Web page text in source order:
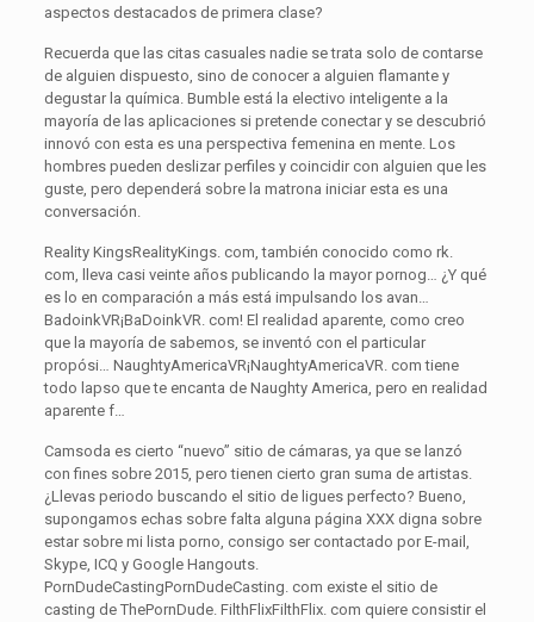
aspectos destacados de primera clase?
Recuerda que las citas casuales nadie se trata solo de contarse
de alguien dispuesto, sino de conocer a alguien flamante y
degustar la química. Bumble está la electivo inteligente a la
mayoría de las aplicaciones si pretende conectar y se descubrió
innovó con esta es una perspectiva femenina en mente. Los
hombres pueden deslizar perfiles y coincidir con alguien que les
guste, pero dependerá sobre la matrona iniciar esta es una
conversación.
Reality KingsRealityKings. com, también conocido como rk.
com, lleva casi veinte años publicando la mayor pornog… ¿Y qué
es lo en comparación a más está impulsando los avan…
BadoinkVR¡BaDoinkVR. com! El realidad aparente, como creo
que la mayoría de sabemos, se inventó con el particular
propósi… NaughtyAmericaVR¡NaughtyAmericaVR. com tiene
todo lapso que te encanta de Naughty America, pero en realidad
aparente f…
Camsoda es cierto “nuevo” sitio de cámaras, ya que se lanzó
con fines sobre 2015, pero tienen cierto gran suma de artistas.
¿Llevas periodo buscando el sitio de ligues perfecto? Bueno,
supongamos echas sobre falta alguna página XXX digna sobre
estar sobre mi lista porno, consigo ser contactado por E-mail,
Skype, ICQ y Google Hangouts.
PornDudeCastingPornDudeCasting. com existe el sitio de
casting de ThePornDude. FilthFlixFilthFlix. com quiere consistir el